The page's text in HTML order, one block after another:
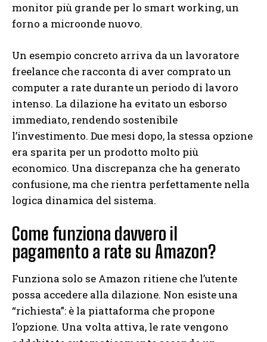
monitor più grande per lo smart working, un
forno a microonde nuovo.
Un esempio concreto arriva da un lavoratore
freelance che racconta di aver comprato un
computer a rate durante un periodo di lavoro
intenso. La dilazione ha evitato un esborso
immediato, rendendo sostenibile
l’investimento. Due mesi dopo, la stessa opzione
era sparita per un prodotto molto più
economico. Una discrepanza che ha generato
confusione, ma che rientra perfettamente nella
logica dinamica del sistema.
Come funziona davvero il
pagamento a rate su Amazon?
Funziona solo se Amazon ritiene che l’utente
possa accedere alla dilazione. Non esiste una
“richiesta”: è la piattaforma che propone
l’opzione. Una volta attiva, le rate vengono